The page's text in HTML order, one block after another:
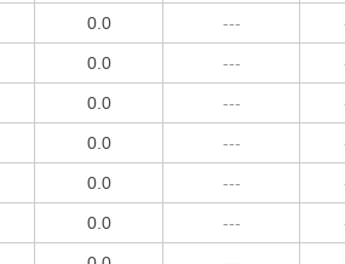
0.0 ---
0.0 ---
0.0 ---
0.0 ---
0.0 ---
0.0 ---